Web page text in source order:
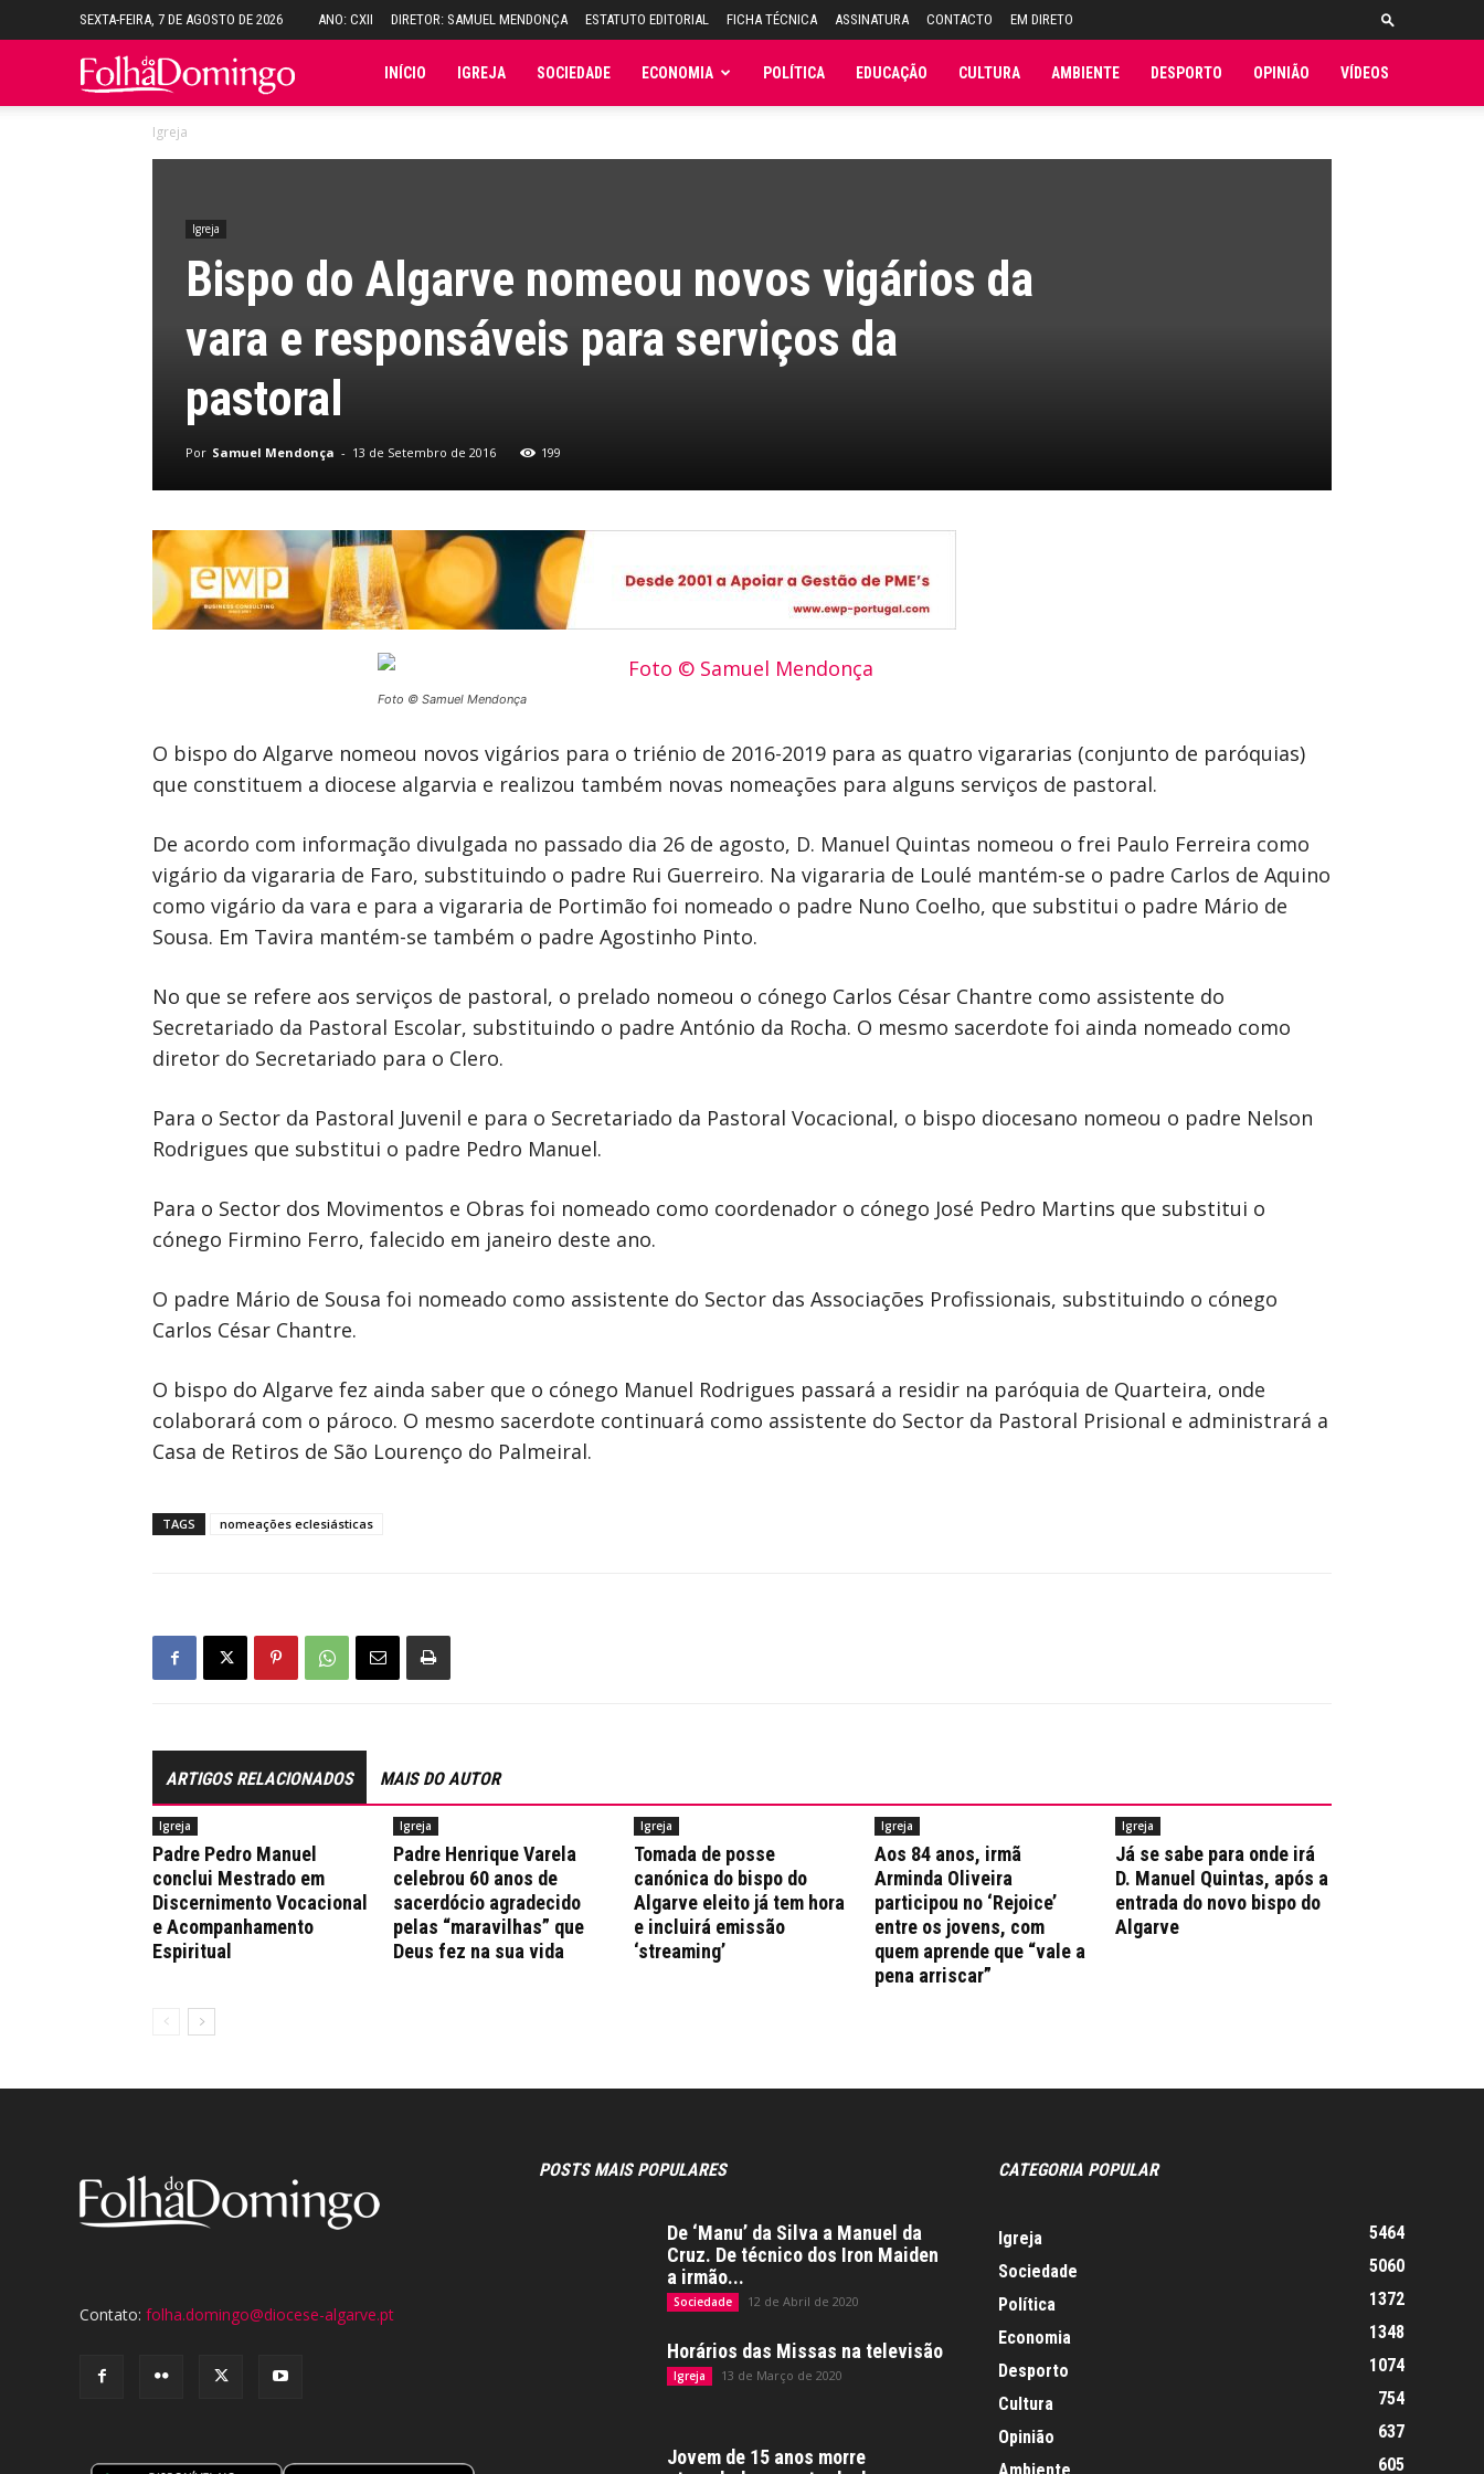
SEXTA-FEIRA, 7 DE AGOSTO DE 2026 ANO: CXII DIRETOR: SAMUEL MENDONÇA ESTATUTO EDITORIAL FICHA TÉCNICA ASSINATURA CONTACTO EM DIRETO
Folha INÍCIO IGREJA SOCIEDADE ECONOMIA POLÍTICA EDUCAÇÃO CULTURA AMBIENTE DESPORTO OPINIÃO VÍDEOS
Igreja
Igreja
Bispo do Algarve nomeou novos vigários da
vara e responsáveis para serviços da
pastoral
Por Samuel Mendonça - 13 de Setembro de 2016 199
Foto © Samuel Mendonça
O bispo do Algarve nomeou novos vigários para o triénio de 2016-2019 para as quatro vigararias (conjunto de paróquias)
que constituem a diocese algarvia e realizou também novas nomeações para alguns serviços de pastoral.
De acordo com informação divulgada no passado dia 26 de agosto, D. Manuel Quintas nomeou o frei Paulo Ferreira como
vigário da vigararia de Faro, substituindo o padre Rui Guerreiro. Na vigararia de Loulé mantém-se o padre Carlos de Aquino
como vigário da vara e para a vigararia de Portimão foi nomeado o padre Nuno Coelho, que substitui o padre Mário de
Sousa. Em Tavira mantém-se também o padre Agostinho Pinto.
No que se refere aos serviços de pastoral, o prelado nomeou o cónego Carlos César Chantre como assistente do
Secretariado da Pastoral Escolar, substituindo o padre António da Rocha. O mesmo sacerdote foi ainda nomeado como
diretor do Secretariado para o Clero.
Para o Sector da Pastoral Juvenil e para o Secretariado da Pastoral Vocacional, o bispo diocesano nomeou o padre Nelson
Rodrigues que substitui o padre Pedro Manuel.
Para o Sector dos Movimentos e Obras foi nomeado como coordenador o cónego José Pedro Martins que substitui o
cónego Firmino Ferro, falecido em janeiro deste ano.
O padre Mário de Sousa foi nomeado como assistente do Sector das Associações Profissionais, substituindo o cónego
Carlos César Chantre.
O bispo do Algarve fez ainda saber que o cónego Manuel Rodrigues passará a residir na paróquia de Quarteira, onde
colaborará com o pároco. O mesmo sacerdote continuará como assistente do Sector da Pastoral Prisional e administrará a
Casa de Retiros de São Lourenço do Palmeiral.
TAGS nomeações eclesiásticas
ARTIGOS RELACIONADOS MAIS DO AUTOR
Igreja
Padre Pedro Manuel
conclui Mestrado em
Discernimento Vocacional
e Acompanhamento
Espiritual
Igreja
Padre Henrique Varela
celebrou 60 anos de
sacerdócio agradecido
pelas “maravilhas” que
Deus fez na sua vida
Igreja
Tomada de posse
canónica do bispo do
Algarve eleito já tem hora
e incluirá emissão
‘streaming’
Igreja
Aos 84 anos, irmã
Arminda Oliveira
participou no ‘Rejoice’
entre os jovens, com
quem aprende que “vale a
pena arriscar”
Igreja
Já se sabe para onde irá
D. Manuel Quintas, após a
entrada do novo bispo do
Algarve
Contato: folha.domingo@diocese-algarve.pt
POSTS MAIS POPULARES
De ‘Manu’ da Silva a Manuel da
Cruz. De técnico dos Iron Maiden
a irmão...
Sociedade 12 de Abril de 2020
Horários das Missas na televisão
Igreja 13 de Março de 2020
Jovem de 15 anos morre
CATEGORIA POPULAR
Igreja
5464
Sociedade
5060
Política
1372
Economia
1348
Desporto
1074
Cultura
754
Opinião
637
605